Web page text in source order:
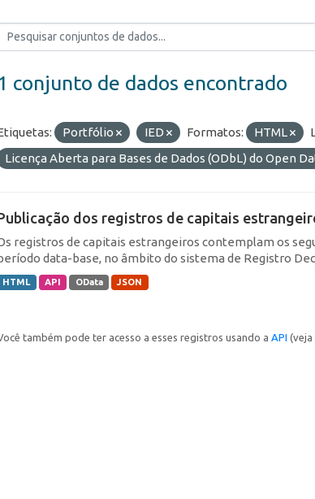
conjunto de dados encontrado
Portfólio IED Formatos: HTML
Licença Aberta para Bases de Dados (ODbL) do Open
dos registros de capitais
registros de capitais estrangeiros contemplam os
data-base, no âmbito do sistema de Registro
HTML API OData JSON
também pode ter acesso a esses registros usando a API (veja